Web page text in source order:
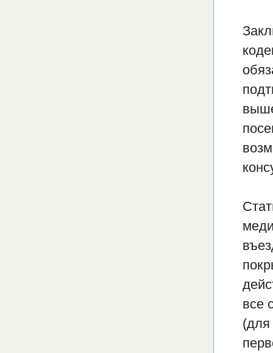
все
(для